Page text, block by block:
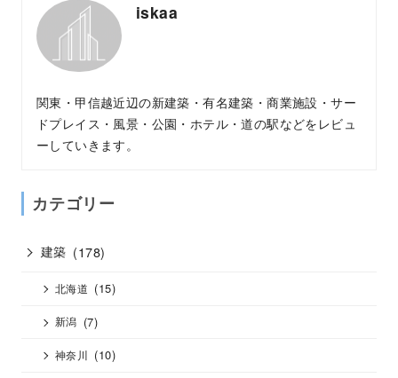
iskaa
関東・甲信越近辺の新建築・有名建築・商業施設・サー
ドプレイス・風景・公園・ホテル・道の駅などをレビュ
ーしていきます。
カテゴリー
建築 (178)
北海道 (15)
新潟 (7)
神奈川 (10)